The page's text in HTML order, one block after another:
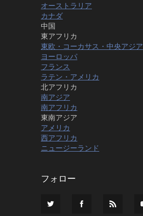
オーストラリア
カナダ
中国
東アフリカ
東欧・コーカサス・中央アジア
ヨーロッパ
フランス
ラテン・アメリカ
北アフリカ
南アジア
南アフリカ
東南アジア
アメリカ
西アフリカ
ニュージーランド
フォロー